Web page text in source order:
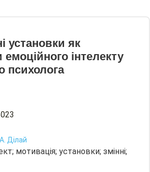
установки як
інтелекту
психолога
А. Ділай
мотивація; установки; змінні;